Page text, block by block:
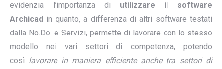
evidenzia l’importanza di utilizzare il software
Archicad in quanto, a differenza di altri software testati
dalla No.Do. e Servizi, permette di lavorare con lo stesso
modello nei vari settori di competenza, potendo
così lavorare in maniera efficiente anche tra settori di